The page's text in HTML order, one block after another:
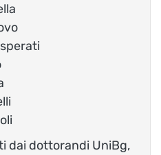
dai dottorandi UniBg,